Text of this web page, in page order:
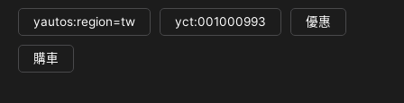
yautos:region=tw yct:001000993 優惠
購車